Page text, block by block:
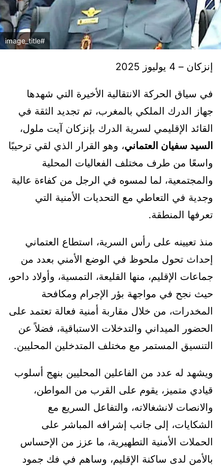
#image_title
إنزكان – 4 يوليوز 2025
في سياق الحركة الانتقالية الأخيرة التي شهدها
جهاز الدرك الملكي بالمغرب، تم تجديد الثقة في
القائد الإقليمي لسرية الدرك بإنزكان آيت ملول،
السيد سفيان العتماني، وهو القرار الذي لقي ترحيبًا
واسعًا من طرف مختلف الفعاليات المحلية
والمجتمعية، لما لمسوه في الرجل من كفاءة عالية
وجدية في التعاطي مع التحديات الأمنية التي
تعرفها المنطقة.
منذ تعيينه على رأس السرية، استطاع العتماني
إحداث تحول ملحوظ في الوضع الأمني بعدد من
جماعات الإقليم، منها القليعة، التمسية، وأولاد داحو،
حيث نجح في مواجهة بؤر الإجرام ومكافحة
المخدرات، من خلال مقاربة أمنية فعالة تعتمد على
الحضور الميداني والتدخلات الاستباقية، فضلاً عن
التنسيق المستمر مع مختلف المتدخلين المحليين.
ويشهد له عدد من الفاعلين المحليين بنهج أسلوب
قيادي متميز، يقوم على القرب من المواطن،
والانصات لانشغالاته، والتفاعل السريع مع
الشكايات، إلى جانب إشرافه المباشر على
الحملات الأمنية التطهيرية، ما عزز من الإحساس
بالأمن لدى ساكنة الإقليم، وساهم في فك جمود